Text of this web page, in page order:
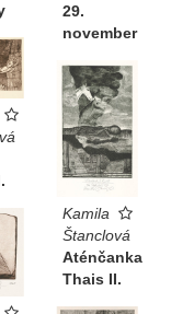
29.
november
Kamila
Štanclová
Aténčanka
Thais II.